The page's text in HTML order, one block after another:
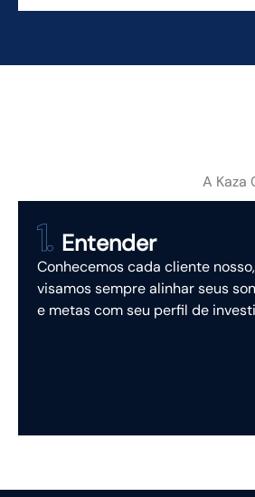
A Kaza
Entender
Conhecemos cada cliente nosso,
visamos sempre alinhar seus
e metas com seu perfil de